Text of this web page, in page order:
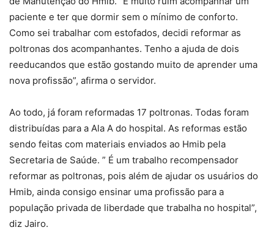
paciente e ter que dormir sem o mínimo de conforto.
Como sei trabalhar com estofados, decidi reformar as
poltronas dos acompanhantes. Tenho a ajuda de dois
reeducandos que estão gostando muito de aprender uma
nova profissão”, afirma o servidor.
Ao todo, já foram reformadas 17 poltronas. Todas foram
distribuídas para a Ala A do hospital. As reformas estão
sendo feitas com materiais enviados ao Hmib pela
Secretaria de Saúde. ” É um trabalho recompensador
reformar as poltronas, pois além de ajudar os usuários do
Hmib, ainda consigo ensinar uma profissão para a
população privada de liberdade que trabalha no hospital”,
diz Jairo.